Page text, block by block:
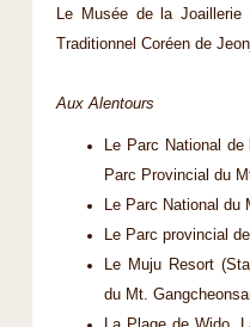
Le Musée de la
Traditionnel Coréen de
Aux Alentours
Le Parc National
Parc Provincial du
Le Parc National du
Le Parc provincial
Le Muju Resort
du Mt.